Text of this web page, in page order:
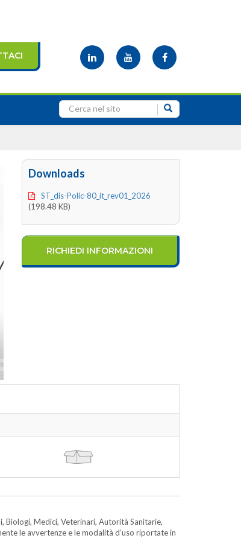
Downloads
ST_dis-Polic-80_it_rev01_2026
(198.48 KB)
RICHIEDI INFORMAZIONI
Biologi, Medici, Veterinari, Autorità Sanitarie,
le avvertenze e le modalità d’uso riportate in